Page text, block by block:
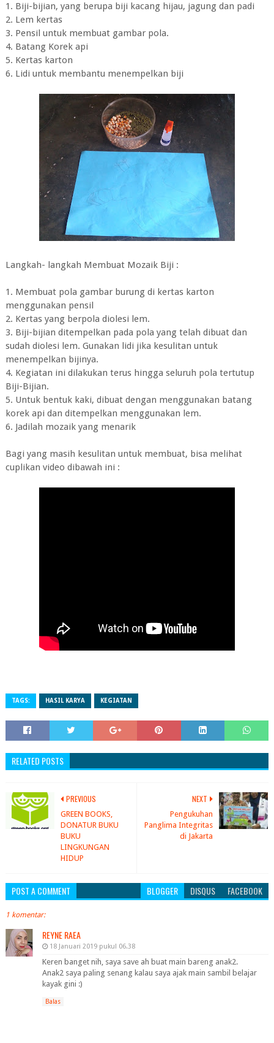
1. Biji-bijian, yang berupa biji kacang hijau, jagung dan padi
2. Lem kertas
3. Pensil untuk membuat gambar pola.
4. Batang Korek api
5. Kertas karton
6. Lidi untuk membantu menempelkan biji
Langkah- langkah Membuat Mozaik Biji :
1. Membuat pola gambar burung di kertas karton
menggunakan pensil
2. Kertas yang berpola diolesi lem.
3. Biji-bijian ditempelkan pada pola yang telah dibuat dan
sudah diolesi lem. Gunakan lidi jika kesulitan untuk
menempelkan bijinya.
4. Kegiatan ini dilakukan terus hingga seluruh pola tertutup
Biji-Bijian.
5. Untuk bentuk kaki, dibuat dengan menggunakan batang
korek api dan ditempelkan menggunakan lem.
6. Jadilah mozaik yang menarik
Bagi yang masih kesulitan untuk membuat, bisa melihat
cuplikan video dibawah ini :
TAGS: HASIL KARYA KEGIATAN
RELATED POSTS
NEXT
Pengukuhan
Panglima Integritas
di Jakarta
PREVIOUS
GREEN BOOKS,
DONATUR BUKU
BUKU
LINGKUNGAN
HIDUP
POST A COMMENT BLOGGER DISQUS FACEBOOK
1 komentar:
REYNE RAEA
18 Januari 2019 pukul 06.38
Keren banget nih, saya save ah buat main bareng anak2.
Anak2 saya paling senang kalau saya ajak main sambil belajar
kayak gini :)
Balas